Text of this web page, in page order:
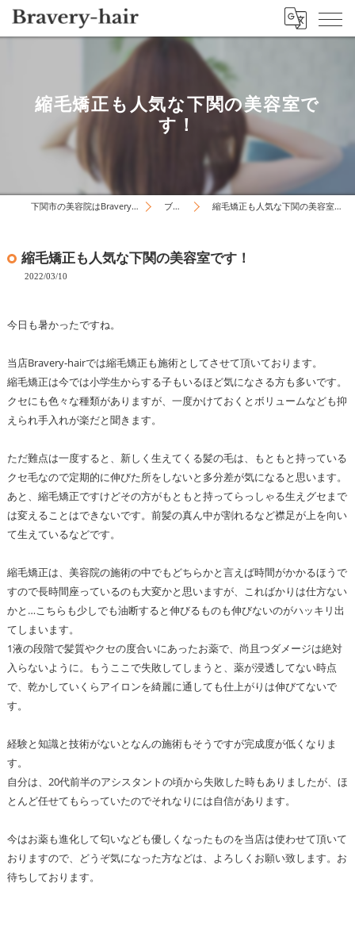
縮毛矯正も人気な下関の美容室で
す！
下関市の美容院はBravery-hair ブログ 縮毛矯正も人気な下関の美容室です！
縮毛矯正も人気な下関の美容室です！
2022/03/10
今日も暑かったですね。
当店Bravery-hairでは縮毛矯正も施術としてさせて頂いております。
縮毛矯正は今では小学生からする子もいるほど気になさる方も多いです。
クセにも色々な種類がありますが、一度かけておくとボリュームなども抑
えられ手入れが楽だと聞きます。
ただ難点は一度すると、新しく生えてくる髪の毛は、もともと持っている
クセ毛なので定期的に伸びた所をしないと多分差が気になると思います。
あと、縮毛矯正ですけどその方がもともと持ってらっしゃる生えグセまで
は変えることはできないです。前髪の真ん中が割れるなど襟足が上を向い
て生えているなどです。
縮毛矯正は、美容院の施術の中でもどちらかと言えば時間がかかるほうで
すので長時間座っているのも大変かと思いますが、こればかりは仕方ない
かと…こちらも少しでも油断すると伸びるものも伸びないのがハッキリ出
てしまいます。
1液の段階で髪質やクセの度合いにあったお薬で、尚且つダメージは絶対
入らないように。もうここで失敗してしまうと、薬が浸透してない時点
で、乾かしていくらアイロンを綺麗に通しても仕上がりは伸びてないで
す。
経験と知識と技術がないとなんの施術もそうですが完成度が低くなりま
す。
自分は、20代前半のアシスタントの頃から失敗した時もありましたが、ほ
とんど任せてもらっていたのでそれなりには自信があります。
今はお薬も進化して匂いなども優しくなったものを当店は使わせて頂いて
おりますので、どうぞ気になった方などは、よろしくお願い致します。お
待ちしております。